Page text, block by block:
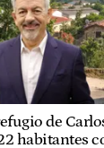
de
habitantes